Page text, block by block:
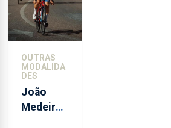
OUTRAS
MODALIDA
DES
João
Medeiros